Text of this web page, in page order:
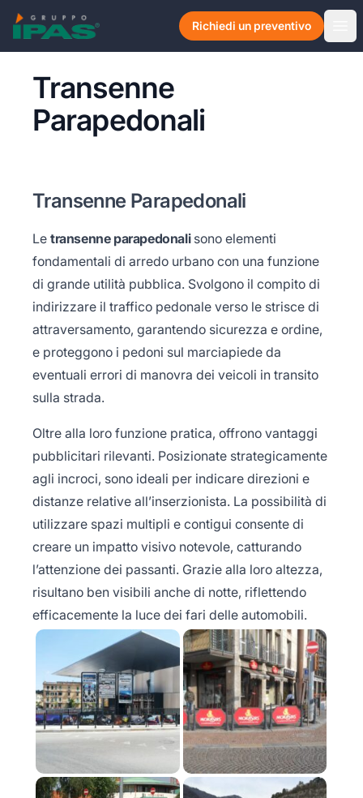
Skip to content
Richiedi un preventivo
Transenne
Parapedonali
Transenne Parapedonali
Le transenne parapedonalisono elementi
fondamentali di arredo urbano con una funzione
di grande utilità pubblica. Svolgono il compito di
indirizzare il traffico pedonale verso le strisce di
attraversamento, garantendo sicurezza e ordine,
e proteggono i pedoni sul marciapiede da
eventuali errori di manovra dei veicoli in transito
sulla strada.
Oltre alla loro funzione pratica, offrono vantaggi
pubblicitari rilevanti. Posizionate strategicamente
agli incroci, sono ideali per indicare direzioni e
distanze relative all’inserzionista. La possibilità di
utilizzare spazi multipli e contigui consente di
creare un impatto visivo notevole, catturando
l’attenzione dei passanti. Grazie alla loro altezza,
risultano ben visibili anche di notte, riflettendo
efficacemente la luce dei fari delle automobili.